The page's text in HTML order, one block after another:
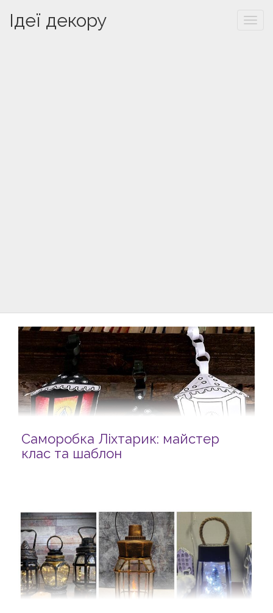
Ідеї декору
Саморобка Ліхтарик: майстер
клас та шаблон